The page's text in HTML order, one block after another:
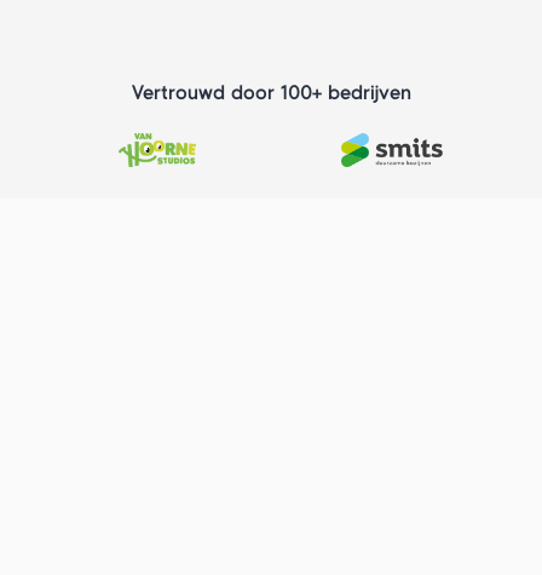
Vertrouwd door 100+ bedrijven